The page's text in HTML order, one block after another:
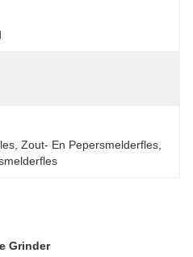
Zout- En Pepersmelderfles
Grinder